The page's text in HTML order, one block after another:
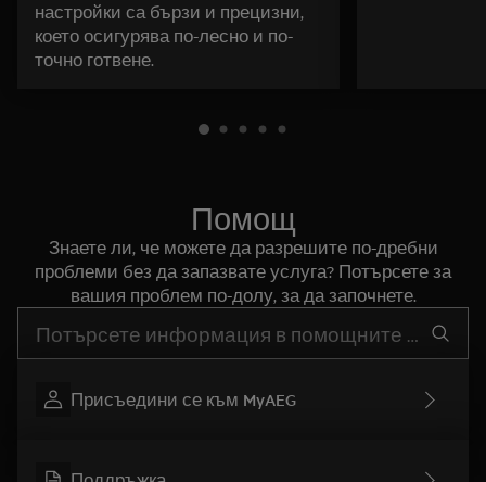
настройки са бързи и прецизни,
което осигурява по-лесно и по-
точно готвене.
Помощ
Знаете ли, че можете да разрешите по-дребни
проблеми без да запазвате услуга? Потърсете за
вашия проблем по-долу, за да започнете.
Присъедини се към MyAEG